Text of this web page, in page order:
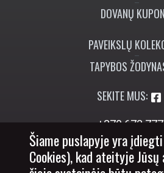
DOVANŲ
PAVEIKSLŲ
TAPYBOS
SEKITE MUS:
+370 673
Šiame puslapyje yra
Cookies), kad ateityje